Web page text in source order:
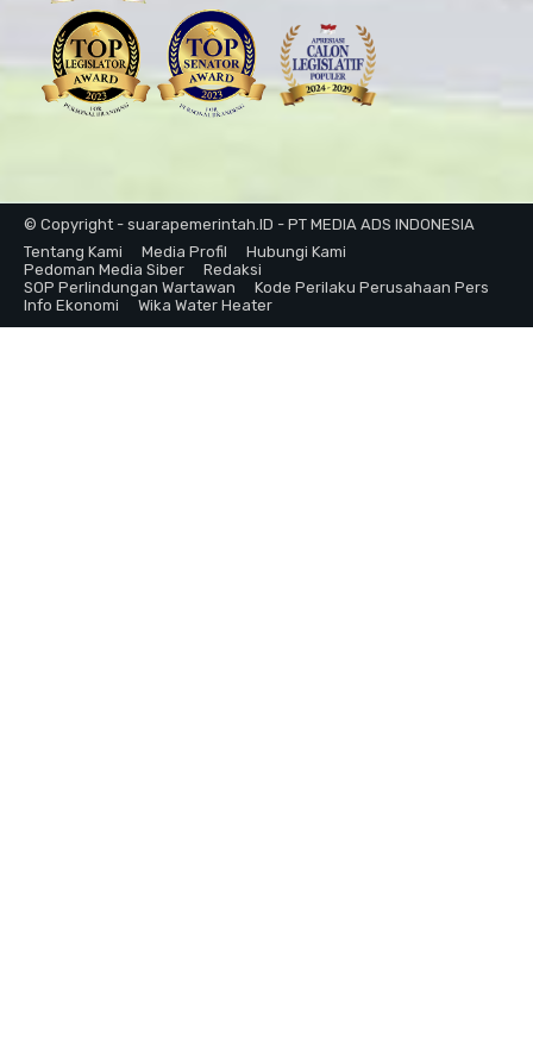
© Copyright - suarapemerintah.ID - PT MEDIA ADS INDONESIA
Tentang Kami
Media Profil
Hubungi Kami
Pedoman Media Siber
Redaksi
SOP Perlindungan Wartawan
Kode Perilaku Perusahaan Pers
Info Ekonomi
Wika Water Heater